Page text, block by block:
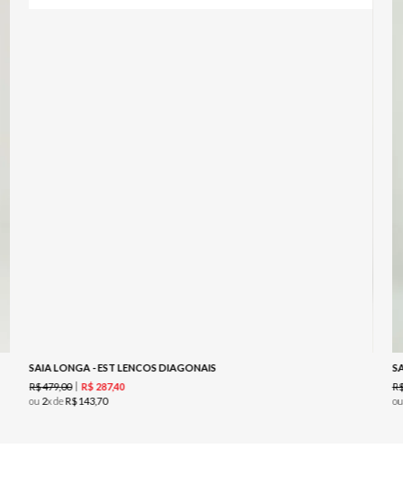
SAIA LONGA - EST LENCOS DIAGONAIS
R$479,00 R$ 287,40
ou 2x deR$143,70
ou